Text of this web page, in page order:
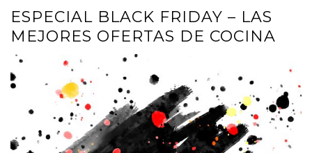
ESPECIAL BLACK FRIDAY – LAS
MEJORES OFERTAS DE COCINA